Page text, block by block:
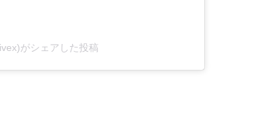
がシェアした投稿